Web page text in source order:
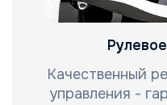
Качественный
управления -